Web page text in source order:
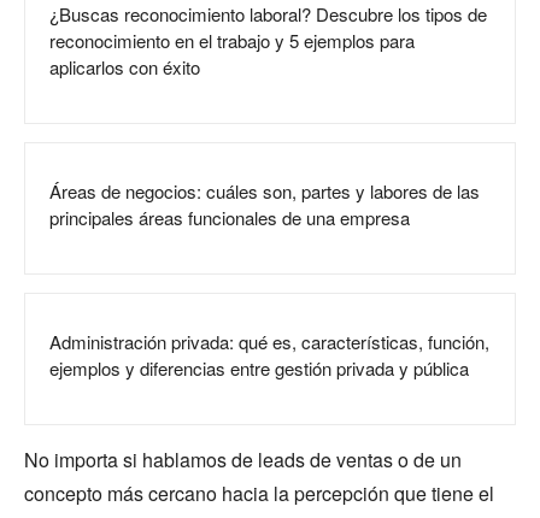
¿Buscas reconocimiento laboral? Descubre los tipos de
reconocimiento en el trabajo y 5 ejemplos para
aplicarlos con éxito
Áreas de negocios: cuáles son, partes y labores de las
principales áreas funcionales de una empresa
Administración privada: qué es, características, función,
ejemplos y diferencias entre gestión privada y pública
No importa si hablamos de leads de ventas o de un
concepto más cercano hacia la percepción que tiene el